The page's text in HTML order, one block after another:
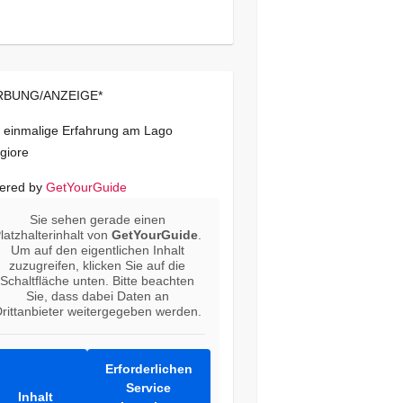
ANZEIGE*
einmalige Erfahrung am Lago
by GetYourGuide
Sie sehen gerade einen
vonGetYourGuide
Um auf den eigentlichen Inhalt
zuzugreifen, klicken Sie auf die
Schaltfläche unten. Bitte beachten
Sie, dass dabei Daten an
weitergegeben werden.
Inhalt
Erforderlichen
Service